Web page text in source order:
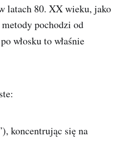
latach 80. XX wieku, jako
metody pochodzi od
po włosku to właśnie
koncentrując się na